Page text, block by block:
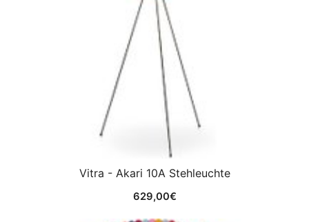
Vitra - Akari 10A Stehleuchte
629,00€